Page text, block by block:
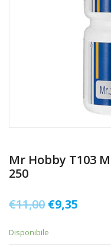
Mr Hobby T103
250
€11,00 Il
€9,35
Disponibile